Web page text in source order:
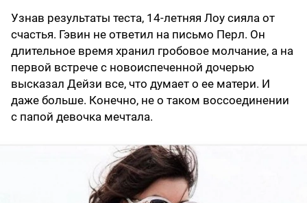
Узнав результаты теста, 14-летняя Лоу сияла от
счастья. Гэвин не ответил на письмо Перл. Он
длительное время хранил гробовое молчание, а на
первой встрече с новоиспеченной дочерью
высказал Дейзи все, что думает о ее матери. И
даже больше. Конечно, не о таком воссоединении
с папой девочка мечтала.